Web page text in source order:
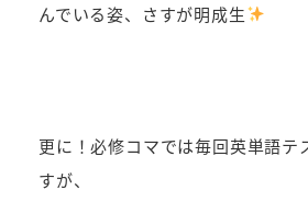
んでいる姿、さすが明成生
更に！必修コマでは毎回英単語テ
すが、